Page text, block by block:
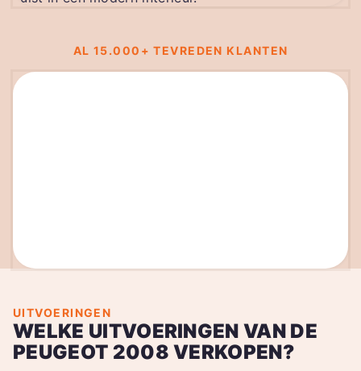
AL 15.000+ TEVREDEN KLANTEN
UITVOERINGEN
WELKE UITVOERINGEN VAN DE
PEUGEOT 2008 VERKOPEN?